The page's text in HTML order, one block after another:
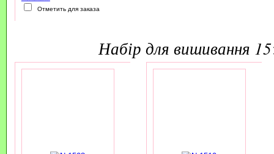
Отметить для заказа
набір для вишивання